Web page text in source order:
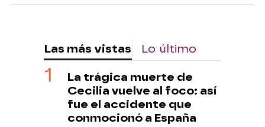
Las más vistas Lo último
La trágica muerte de
Cecilia vuelve al foco: así
fue el accidente que
conmocionó a España